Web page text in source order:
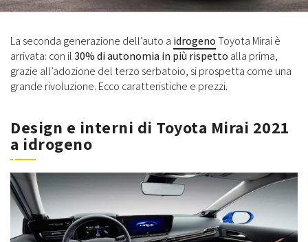
La seconda generazione dell’auto a idrogenoToyota Mirai è
arrivata: con il30% di autonomia in più rispetto alla prima,
grazie all’adozione del terzo serbatoio, si prospetta come una
grande rivoluzione. Ecco caratteristiche e prezzi.
Design e interni di Toyota Mirai 2021
a idrogeno